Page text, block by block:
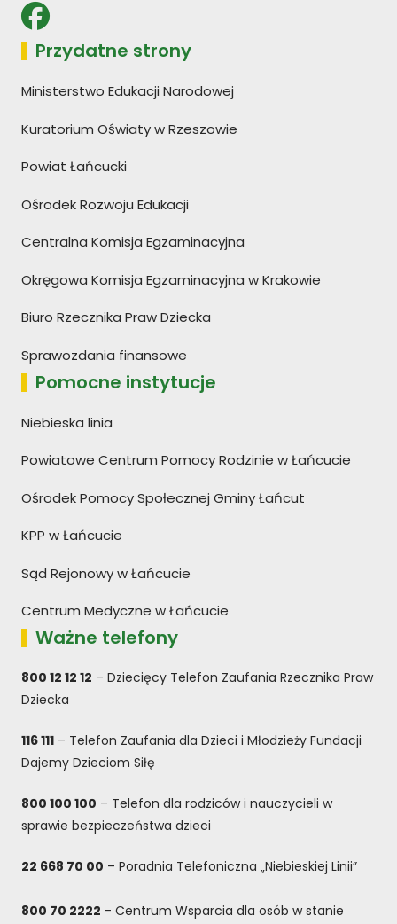
Przydatne strony
Ministerstwo Edukacji Narodowej
Kuratorium Oświaty w Rzeszowie
Powiat Łańcucki
Ośrodek Rozwoju Edukacji
Centralna Komisja Egzaminacyjna
Okręgowa Komisja Egzaminacyjna w Krakowie
Biuro Rzecznika Praw Dziecka
Sprawozdania finansowe
Pomocne instytucje
Niebieska linia
Powiatowe Centrum Pomocy Rodzinie w Łańcucie
Ośrodek Pomocy Społecznej Gminy Łańcut
KPP w Łańcucie
Sąd Rejonowy w Łańcucie
Centrum Medyczne w Łańcucie
Ważne telefony
800 12 12 12 – Dziecięcy Telefon Zaufania Rzecznika Praw
Dziecka
116 111 – Telefon Zaufania dla Dzieci i Młodzieży Fundacji
Dajemy Dzieciom Siłę
800 100 100 – Telefon dla rodziców i nauczycieli w
sprawie bezpieczeństwa dzieci
22 668 70 00 – Poradnia Telefoniczna „Niebieskiej Linii”
800 70 2222 – Centrum Wsparcia dla osób w stanie